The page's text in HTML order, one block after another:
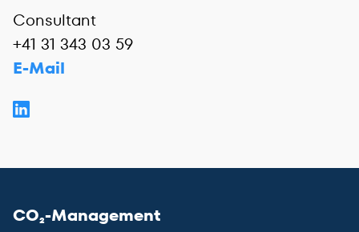
Consultant
+41 31 343 03 59
E-Mail
CO₂-Management